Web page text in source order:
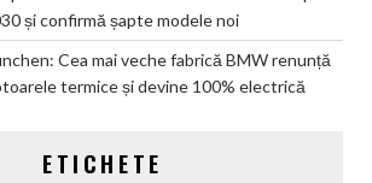
și confirmă șapte modele noi
Cea mai veche fabrică BMW renunță
termice și devine 100% electrică
ETICHETE